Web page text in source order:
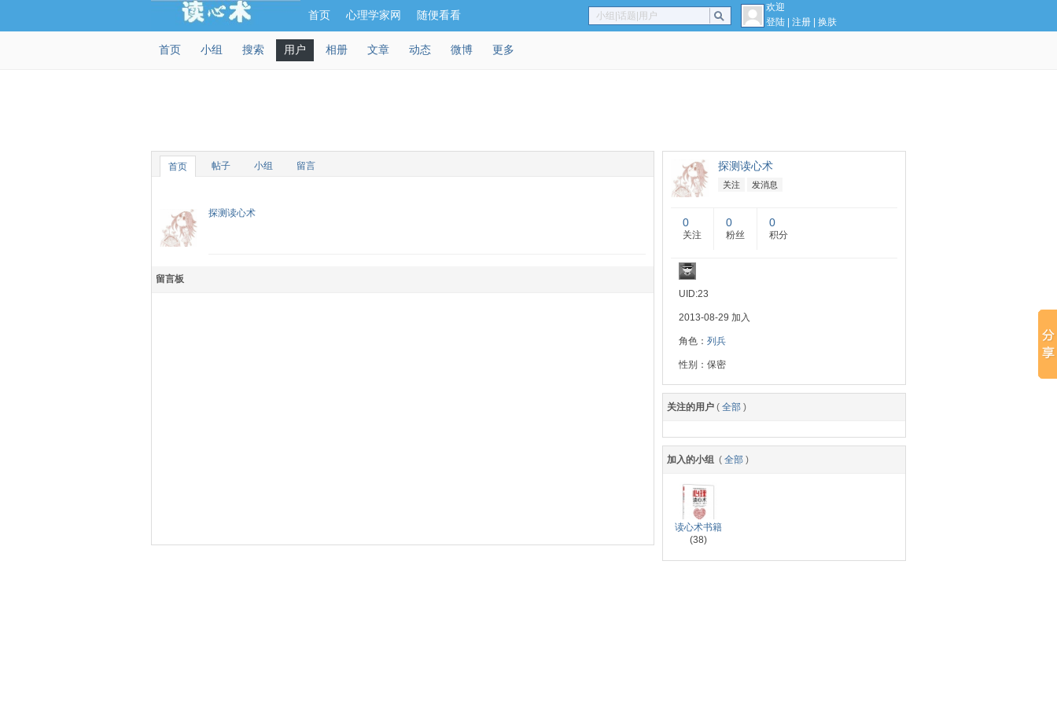
首页 心理学家网 随便看看
欢迎
登陆
注册 换肤
小组|话题|用户
首页 小组 搜索 用户 相册 文章 动态 微博 更多
首页 帖子 小组 留言
探测读心术
留言板
探测读心术
关注 发消息
0
关注
0
粉丝
0
积分
UID:23
2013-08-29 加入
角色： 列兵
性别：保密
关注的用户 ( 全部 )
加入的小组 ( 全部 )
读心术书籍
(38)